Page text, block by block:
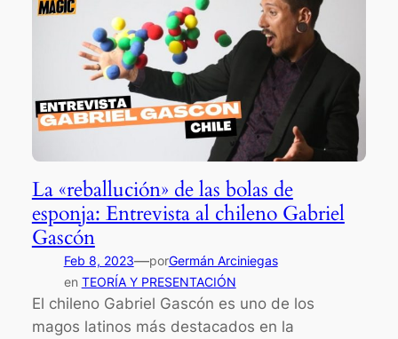
La «reballución» de las bolas de
esponja: Entrevista al chileno Gabriel
Gascón
Feb 8, 2023—porGermán Arciniegas
en TEORÍA Y PRESENTACIÓN
El chileno Gabriel Gascón es uno de los
magos latinos más destacados en la